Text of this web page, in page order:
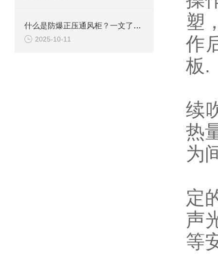
什么是防爆正压通风柜？一文了解其定义、原理及应用
2025-10-11
塑
作
板.
续
热
为
定
声
等